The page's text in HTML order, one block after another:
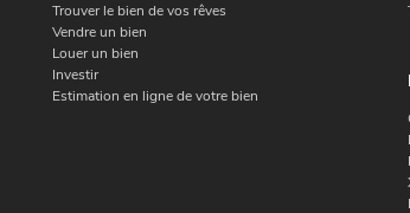
Trouver le bien de vos rêves
Vendre un bien
Louer un bien
Investir
Estimation en ligne de votre bien